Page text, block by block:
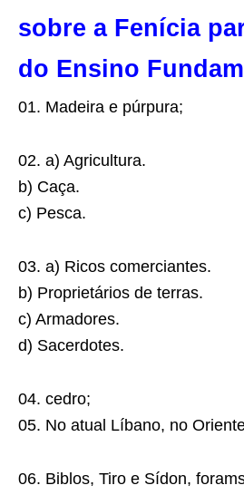
sobre a Fenícia
do Ensino
01. Madeira e púrpura;
02. a) Agricultura.
b) Caça.
c) Pesca.
03. a) Ricos comerciantes.
b) Proprietários de terras.
c) Armadores.
d) Sacerdotes.
04. cedro;
05. No atual Líbano, no
06. Biblos, Tiro e Sídon,